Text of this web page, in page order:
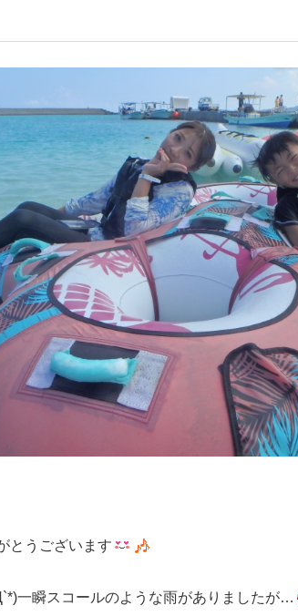
とうございます
一瞬スコールのような雨がありましたが…